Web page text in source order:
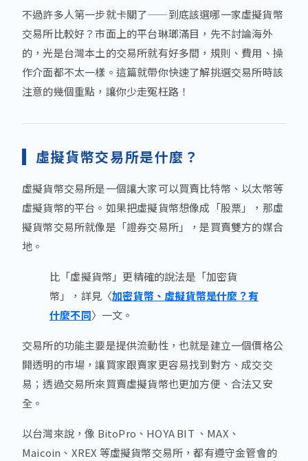
不過許多人第一步就卡關了——到底該選哪一家虛擬貨幣
交易所比較好？市面上的平台琳瑯滿目，先不討論海外
的，光是台灣本土的交易所就有好多間，規則、費用、操
作介面都不太一樣。這篇就帶你快速了解挑選交易所時該
注意的幾個重點，讓你少走冤枉路！
虛擬貨幣交易所是什麼？
虛擬貨幣交易所是一個讓大家可以買賣比特幣、以太幣等
虛擬貨幣的平台。如果把虛擬貨幣想像成「股票」，那虛
擬貨幣交易所就像是「證券交易所」，是買賣雙方的媒合
地。
比「虛擬貨幣」更精確的說法是「加密貨
幣」，詳見〈加密貨幣、虛擬貨幣是什麼？有
什麼不同〉一文。
交易所的功能主要是提供流動性，也就是建立一個價格公
開透明的市場，讓買家跟賣家更容易找到對方、成交交
易；透過交易所來買賣虛擬貨幣也更加方便、合法又安
全。
以台灣來說，像 BitoPro、HOYA BIT 、MAX、
Maicoin、XREX 等虛擬貨幣交易所，都有遵守金管會的